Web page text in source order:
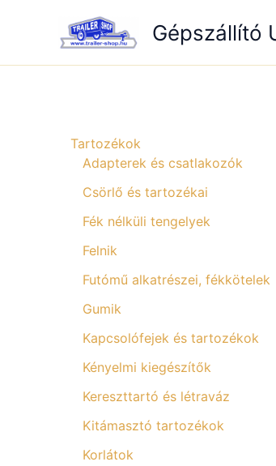
Gépszállító
Tartozékok
Adapterek és csatlakozók
Csörlő és tartozékai
Fék nélküli tengelyek
Felnik
Futómű alkatrészei, fékkötelek
Gumik
Kapcsolófejek és tartozékok
Kényelmi kiegészítők
Kereszttartó és létraváz
Kitámasztó tartozékok
Korlátok